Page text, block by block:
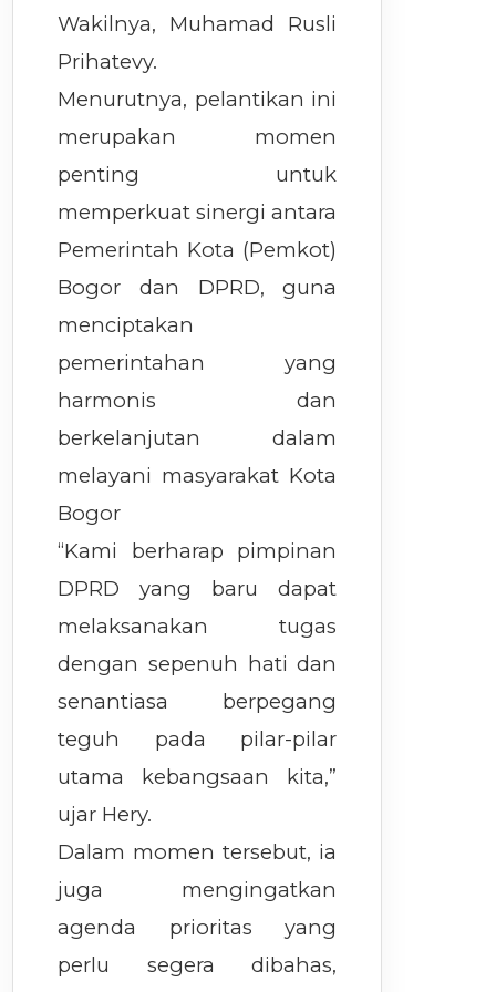
Wakilnya, Muhamad Rusli
Prihatevy.
Menurutnya, pelantikan ini
merupakan momen
penting untuk
memperkuat sinergi antara
Pemerintah Kota (Pemkot)
Bogor dan DPRD, guna
menciptakan
pemerintahan yang
harmonis dan
berkelanjutan dalam
melayani masyarakat Kota
Bogor
“Kami berharap pimpinan
DPRD yang baru dapat
melaksanakan tugas
dengan sepenuh hati dan
senantiasa berpegang
teguh pada pilar-pilar
utama kebangsaan kita,”
ujar Hery.
Dalam momen tersebut, ia
juga mengingatkan
agenda prioritas yang
perlu segera dibahas,